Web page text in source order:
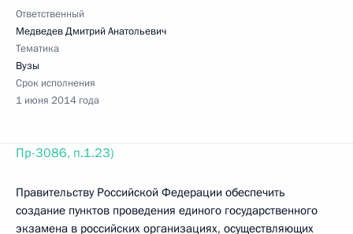
Ответственный
Медведев Дмитрий Анатольевич
Тематика
Вузы
Срок исполнения
1 июня 2014 года
Пр-3086, п.1.23)
Правительству Российской Федерации обеспечить
создание пунктов проведения единого государственного
экзамена в российских организациях, осуществляющих